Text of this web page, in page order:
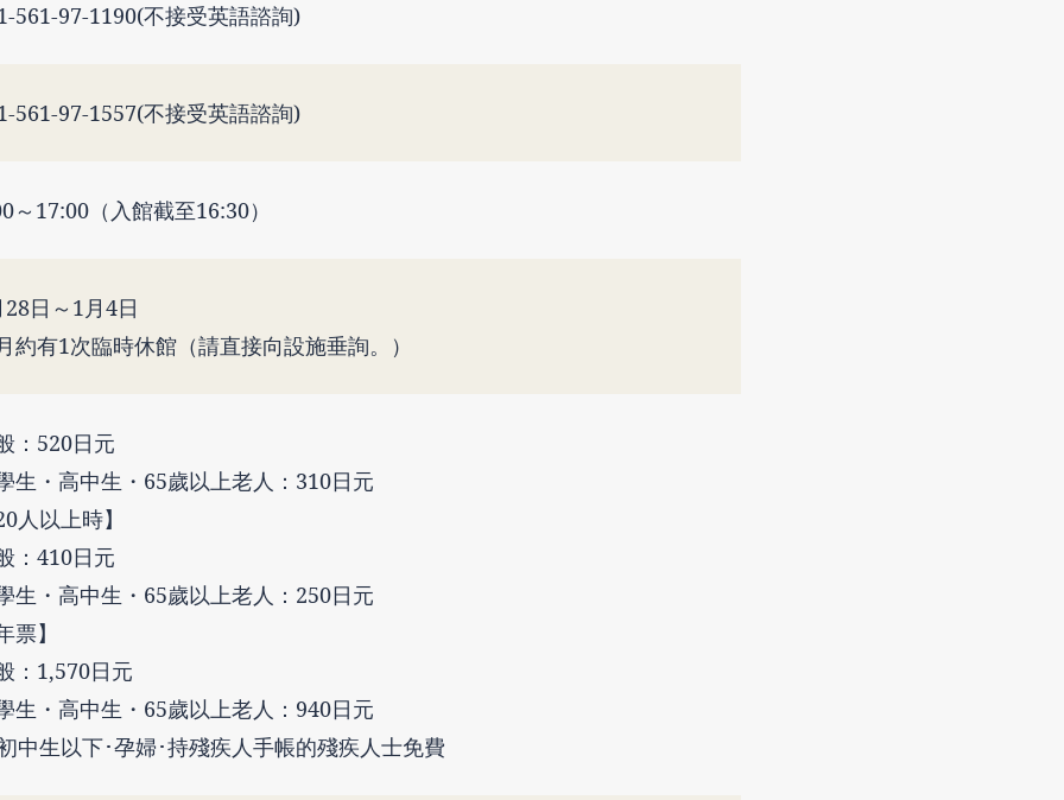
561-97-1190(不接受英語諮詢)
561-97-1557(不接受英語諮詢)
～17:00（入館截至16:30）
日～1月4日
約有1次臨時休館（請直接向設施垂詢。）
：520日元
生・高中生・65歲以上老人：310日元
人以上時】
：410日元
生・高中生・65歲以上老人：250日元
票】
：1,570日元
生・高中生・65歲以上老人：940日元
中生以下･孕婦･持殘疾人手帳的殘疾人士免費